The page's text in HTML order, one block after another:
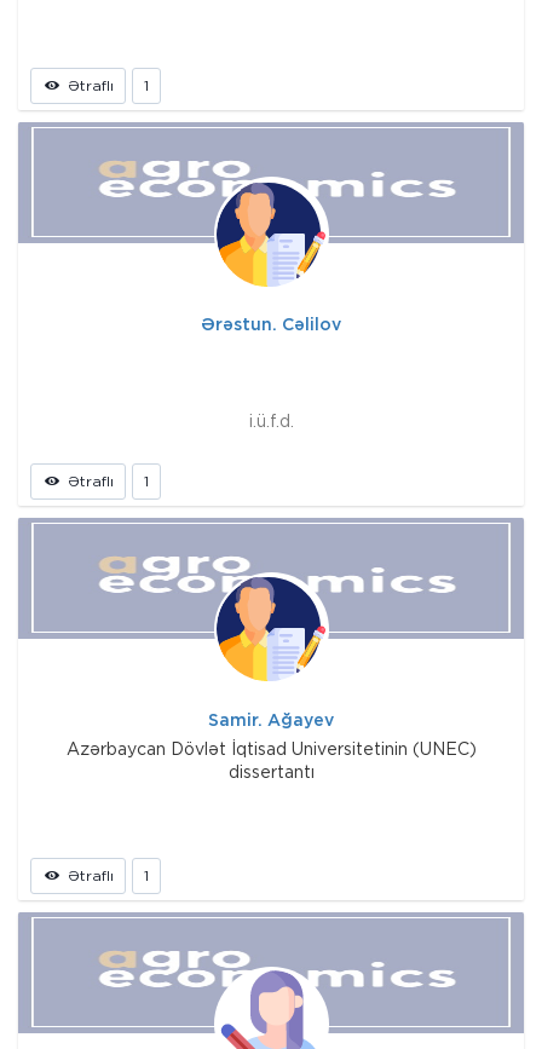
Ətraflı 1
Ərəstun. Cəlilov
i.ü.f.d.
Ətraflı 1
Samir. Ağayev
Azərbaycan Dövlət İqtisad Universitetinin (UNEC)
dissertantı
Ətraflı 1